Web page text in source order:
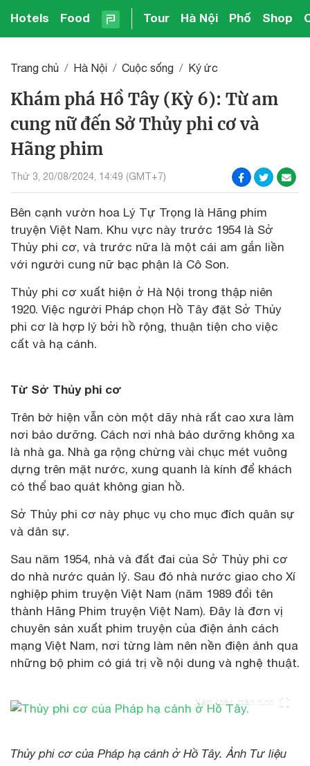
Hotels Food Tour Hà Nội Phố Shop
Trang chủ Hà Nội Cuộc sống Ký ức
Khám phá Hồ Tây (Kỳ 6): Từ am
cung nữ đến Sở Thủy phi cơ và
Hãng phim
Thứ 3, 20/08/2024, 14:49 (GMT+7)
Bên cạnh vườn hoa Lý Tự Trọng là Hãng phim
truyện Việt Nam. Khu vực này trước 1954 là Sở
Thủy phi cơ, và trước nữa là một cái am gắn liền
với người cung nữ bạc phận là Cô Son.
Thủy phi cơ xuất hiện ở Hà Nội trong thập niên
1920. Việc người Pháp chọn Hồ Tây đặt Sở Thủy
phi cơ là hợp lý bởi hồ rộng, thuận tiện cho việc
cất và hạ cánh.
Từ Sở Thủy phi cơ
Trên bờ hiện vẫn còn một dãy nhà rất cao xưa làm
nơi bảo dưỡng. Cách nơi nhà bảo dưỡng không xa
là nhà ga. Nhà ga rộng chừng vài chục mét vuông
dựng trên mặt nước, xung quanh là kính để khách
có thể bao quát không gian hồ.
Sở Thủy phi cơ này phục vụ cho mục đích quân sự
và dân sự.
Sau năm 1954, nhà và đất đai của Sở Thủy phi cơ
do nhà nước quản lý. Sau đó nhà nước giao cho Xí
nghiệp phim truyện Việt Nam (năm 1989 đổi tên
thành Hãng Phim truyện Việt Nam). Đây là đơn vị
chuyên sản xuất phim truyện của điện ảnh cách
mạng Việt Nam, nơi từng làm nên nền điện ảnh qua
những bộ phim có giá trị về nội dung và nghệ thuật.
Xem toàn màn hình
Thủy phi cơ của Pháp hạ cánh ở Hồ Tây. Ảnh Tư liệu